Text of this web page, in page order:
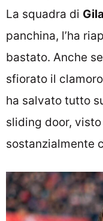
La squadra di
panchina, l’ha
bastato. Anche
sfiorato il
ha salvato tutto
sliding door, visto
sostanzialmente